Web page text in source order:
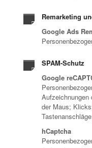
Remarketing
Google Ads
SPAM-Schutz
Google
Aufzeichnungen
der Maus;
hCaptcha